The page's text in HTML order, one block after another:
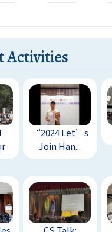
Activities
“2024 Let’s
Join Han...